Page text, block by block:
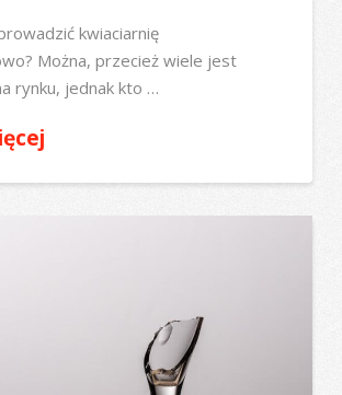
kwiaciarnię
Można, przecież wiele jest
rynku, jednak kto …